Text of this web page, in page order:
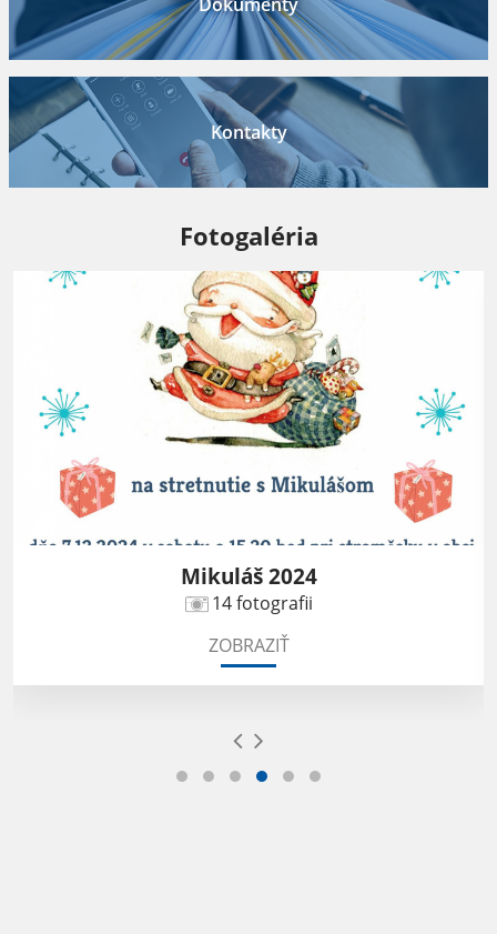
Kontakty
Fotogaléria
Mikuláš 2024
14 fotografii
ZOBRAZIŤ